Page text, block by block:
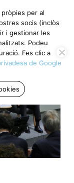
per al
socis (inclòs
i gestionar les
Podeu
Fes clic a
de Google